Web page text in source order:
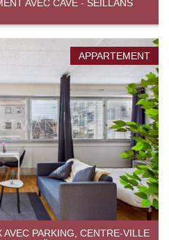
AVEC CAVE - SEILLANS
APPARTEMENT
PARKING, CENTRE-VILLE